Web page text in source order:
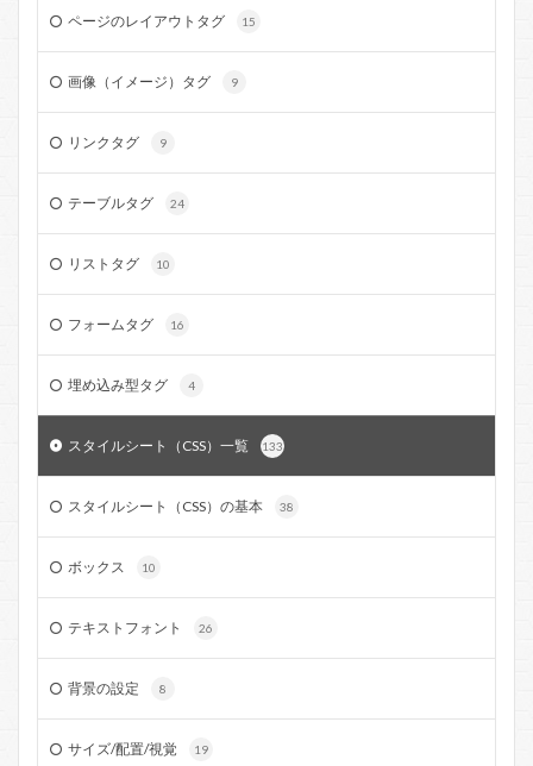
ページのレイアウトタグ 15
画像（イメージ）タグ 9
リンクタグ 9
テーブルタグ 24
リストタグ 10
フォームタグ 16
埋め込み型タグ 4
スタイルシート（CSS）一覧 133
スタイルシート（CSS）の基本 38
ボックス 10
テキストフォント 26
背景の設定 8
サイズ/配置/視覚 19